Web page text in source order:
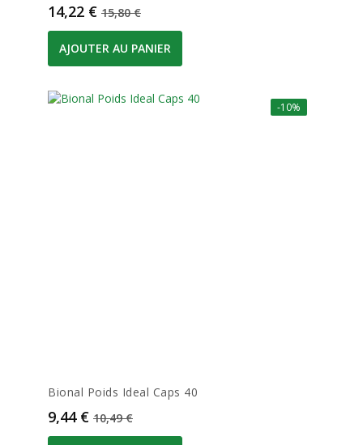
Prix
14,22 € Prix de base
15,80 €
AJOUTER AU PANIER
-10%
Bional Poids Ideal Caps 40
Prix
9,44 € Prix de base
10,49 €